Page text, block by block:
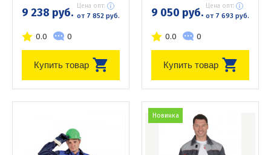
9 238 руб. Цена опт:
от 7 852 руб.
0.0 0
Купить товар
9 050 руб. Цена опт:
от 7 693 руб.
0.0 0
Купить товар
Новинка